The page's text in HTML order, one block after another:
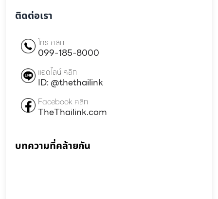
ติดต่อเรา
โทร คลิก
099-185-8000
แอดไลน์ คลิก
ID: @thethailink
Facebook คลิก
TheThailink.com
บทความที่คล้ายกัน